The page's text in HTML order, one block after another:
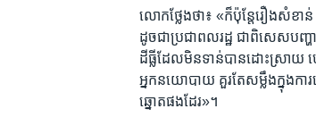
លោក​ថ្លែង​ថា៖ «ក៏ប៉ុន្តែ​រឿង​សំខា
ដូចជា​ប្រជាពលរដ្ឋ​ ជាពិសេស​ប
ដីធ្លី​ដែល​មិន​ទាន់​បាន​ដោះស្រា
អ្នក​នយោបាយ​ គួរ​តែ​សម្លឹង​ក្នុង​កា
ឆ្នោត​ផង​ដែរ»។ ​